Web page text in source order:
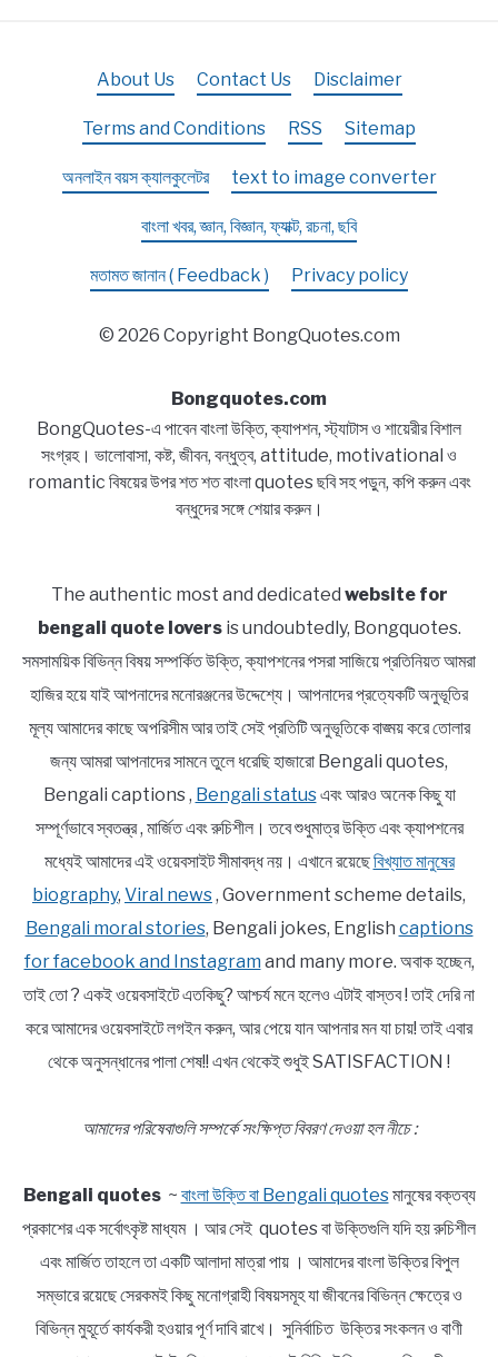
About Us Contact Us Disclaimer
Terms and Conditions RSS Sitemap
অনলাইন বয়স ক্যালকুলেটর text to image converter
বাংলা খবর, জ্ঞান, বিজ্ঞান, ফ্যাক্ট, রচনা, ছবি
মতামত জানান ( Feedback ) Privacy policy
© 2026 Copyright BongQuotes.com
Bongquotes.com
BongQuotes-এ পাবেন বাংলা উক্তি, ক্যাপশন, স্ট্যাটাস ও শায়েরীর বিশাল
সংগ্রহ। ভালোবাসা, কষ্ট, জীবন, বন্ধুত্ব, attitude, motivational ও
romantic বিষয়ের উপর শত শত বাংলা quotes ছবি সহ পড়ুন, কপি করুন এবং
বন্ধুদের সঙ্গে শেয়ার করুন।
The authentic most and dedicated website for
bengali quote loversis undoubtedly, Bongquotes.
সমসাময়িক বিভিন্ন বিষয় সম্পর্কিত উক্তি, ক্যাপশনের পসরা সাজিয়ে প্রতিনিয়ত আমরা
হাজির হয়ে যাই আপনাদের মনোরঞ্জনের উদ্দেশ্যে। আপনাদের প্রত্যেকটি অনুভূতির
মূল্য আমাদের কাছে অপরিসীম আর তাই সেই প্রতিটি অনুভূতিকে বাঙ্ময় করে তোলার
জন্য আমরা আপনাদের সামনে তুলে ধরেছি হাজারো Bengali quotes,
Bengali captions , Bengali statusএবং আরও অনেক কিছু যা
সম্পূর্ণভাবে স্বতন্ত্র , মার্জিত এবং রুচিশীল। তবে শুধুমাত্র উক্তি এবং ক্যাপশনের
মধ্যেই আমাদের এই ওয়েবসাইট সীমাবদ্ধ নয়। এখানে রয়েছেবিখ্যাত মানুষের
biography, Viral news, Government scheme details,
Bengali moral stories, Bengali jokes, English captions
for facebook and Instagram and many more. অবাক হচ্ছেন,
তাই তো ? একই ওয়েবসাইটে এতকিছু? আশ্চর্য মনে হলেও এটাই বাস্তব ! তাই দেরি না
করে আমাদের ওয়েবসাইটে লগইন করুন, আর পেয়ে যান আপনার মন যা চায়! তাই এবার
থেকে অনুসন্ধানের পালা শেষ!! এখন থেকেই শুধুই SATISFACTION !
আমাদের পরিষেবাগুলি সম্পর্কে সংক্ষিপ্ত বিবরণ দেওয়া হল নীচে :
Bengali quotes~ বাংলা উক্তি বা Bengali quotesমানুষের বক্তব্য
প্রকাশের এক সর্বোৎকৃষ্ট মাধ্যম । আর সেই quotes বা উক্তিগুলি যদি হয় রুচিশীল
এবং মার্জিত তাহলে তা একটি আলাদা মাত্রা পায় । আমাদের বাংলা উক্তির বিপুল
সম্ভারে রয়েছে সেরকমই কিছু মনোগ্রাহী বিষয়সমূহ যা জীবনের বিভিন্ন ক্ষেত্রে ও
বিভিন্ন মুহূর্তে কার্যকরী হওয়ার পূর্ণ দাবি রাখে। সুনির্বাচিত উক্তির সংকলন ও বাণী